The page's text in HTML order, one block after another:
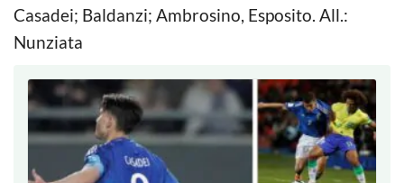
Casadei; Baldanzi; Ambrosino, Esposito. All.:
Nunziata